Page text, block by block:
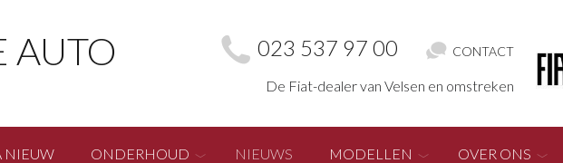
AUTO 023 537 97 00 CONTACT
De Fiat-dealer van Velsen en omstreken
NIEUW ONDERHOUD NIEUWS MODELLEN OVER ONS